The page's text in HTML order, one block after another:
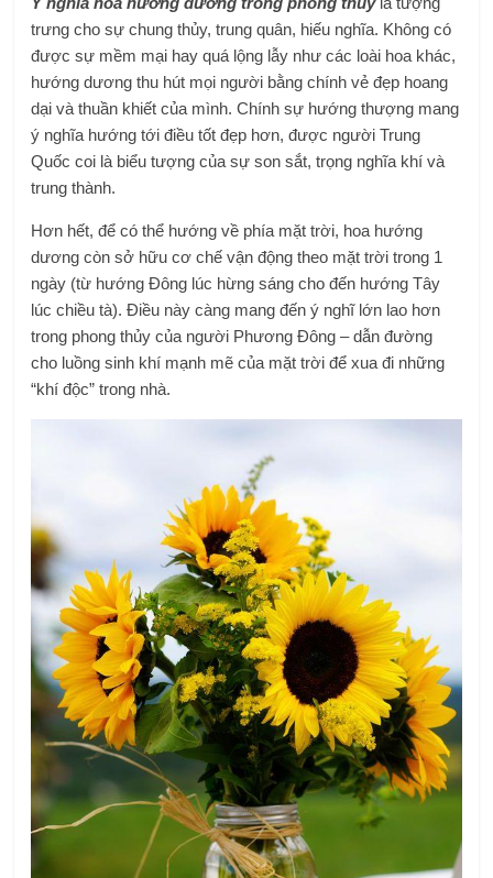
trưng cho sự chung thủy, trung quân, hiếu nghĩa. Không có
được sự mềm mại hay quá lộng lẫy như các loài hoa khác,
hướng dương thu hút mọi người bằng chính vẻ đẹp hoang
dại và thuần khiết của mình. Chính sự hướng thượng mang
ý nghĩa hướng tới điều tốt đẹp hơn, được người Trung
Quốc coi là biểu tượng của sự son sắt, trọng nghĩa khí và
trung thành.
Hơn hết, để có thể hướng về phía mặt trời, hoa hướng
dương còn sở hữu cơ chế vận động theo mặt trời trong 1
ngày (từ hướng Đông lúc hừng sáng cho đến hướng Tây
lúc chiều tà). Điều này càng mang đến ý nghĩ lớn lao hơn
trong phong thủy của người Phương Đông – dẫn đường
cho luồng sinh khí mạnh mẽ của mặt trời để xua đi những
“khí độc” trong nhà.